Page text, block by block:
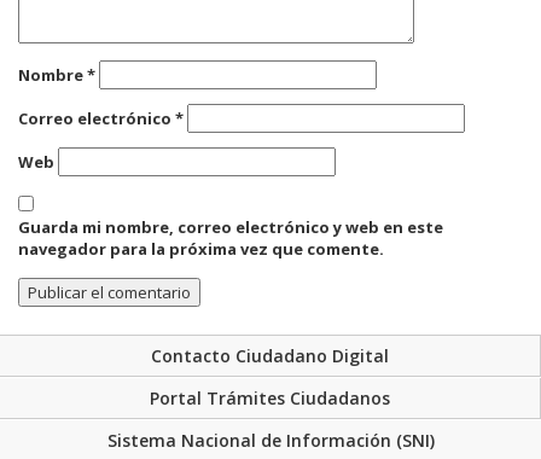
Nombre*
Correo electrónico *
Web
Guarda mi nombre, correo electrónico y web en este
navegador para la próxima vez que comente.
Contacto Ciudadano Digital
Portal Trámites Ciudadanos
Sistema Nacional de Información (SNI)